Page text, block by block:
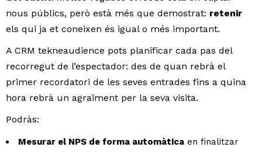
nous públics, però està més que demostrat: retenir
els qui ja et coneixen és igual o més important.
A CRM tekneaudience pots planificar cada pas del
recorregut de l’espectador: des de quan rebrà el
primer recordatori de les seves entrades fins a quina
hora rebrà un agraïment per la seva visita.
Podràs:
Mesurar el NPS de forma automàtica en finalitzar